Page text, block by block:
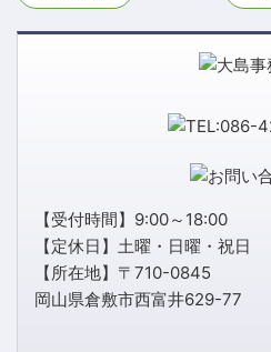
【受付時間】9:00～18:00
【定休日】土曜・日曜・祝日
【所在地】〒710-0845
岡山県倉敷市西富井629-77